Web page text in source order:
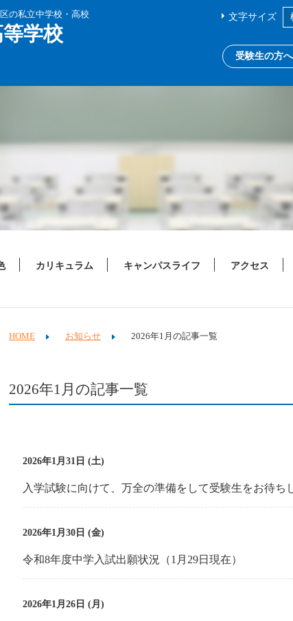
の私立中学校・高校
学校
文字サイズ
受験生の方へ
カリキュラム キャンパスライフ アクセス
HOME お知らせ 2026年1月の記事一覧
2026年1月の記事一覧
2026年1月31日 (土)
入学試験に向けて、万全の準備をして受験生をお待ち
2026年1月30日 (金)
令和8年度中学入試出願状況（1月29日現在）
2026年1月26日 (月)